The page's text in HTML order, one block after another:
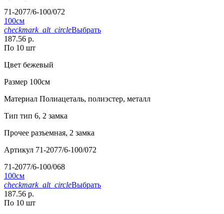
71-2077/6-100/072
100см
checkmark_alt_circleВыбрать
187.56 р.
По 10 шт
Цвет бежевый
Размер 100см
Материал Полиацеталь, полиэстер, металл
Тип тип 6, 2 замка
Прочее разъемная, 2 замка
Артикул 71-2077/6-100/072
71-2077/6-100/068
100см
checkmark_alt_circleВыбрать
187.56 р.
По 10 шт